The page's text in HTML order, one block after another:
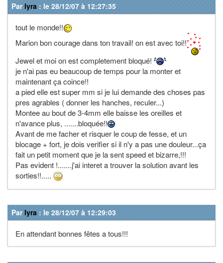
Par lyra : le 28/12/07 à 12:27:35
tout le monde!!
Marion bon courage dans ton travail! on est avec toi!!
Jewel et moi on est completement bloqué!
je n'ai pas eu beaucoup de temps pour la monter et
maintenant ça coince!!
a pied elle est super mm si je lui demande des choses pas
pres agrables ( donner les hanches, reculer...)
Montee au bout de 3-4mm elle baisse les oreilles et
n'avance plus, .......bloquée!!
Avant de me facher et risquer le coup de fesse, et un
blocage + fort, je dois verifier si il n'y a pas une douleur...ça
fait un petit moment que je la sent speed et bizarre,!!!
Pas evident !.......j'ai interet a trouver la solution avant les
sorties!!.....
Par lyra : le 28/12/07 à 12:29:03
En attendant bonnes fêtes a tous!!!